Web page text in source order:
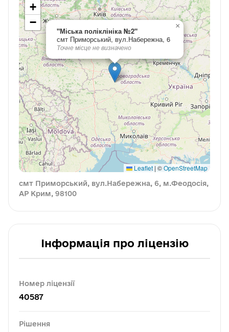
"Міська поліклініка №2"
смт Приморський, вул.Набережна, 6
Точне місце не визначено
×
+
−
Leaflet | ©OpenStreetMap
смт Приморський, вул.Набережна, 6, м.Феодосія,
АР Крим, 98100
Інформація про ліцензію
Номер ліцензії
40587
Рішення